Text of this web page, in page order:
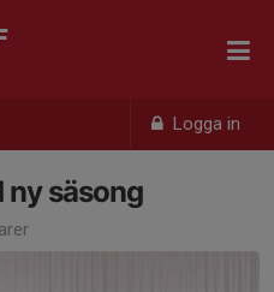
Logga in
ny säsong